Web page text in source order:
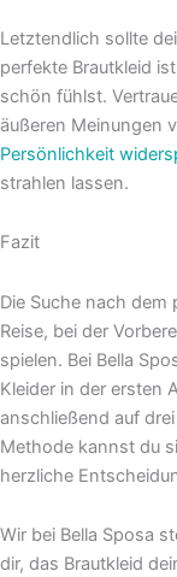
Letztendlich sollte
perfekte Brautkleid
schön fühlst.
äußeren Meinungen
Persönlichkeit
strahlen lassen.
Fazit
Die Suche nach dem
Reise, bei der
spielen. Bei Bella
Kleider in der ersten
anschließend auf
Methode kannst du
herzliche
Wir bei Bella Sposa
dir, das Brautkleid